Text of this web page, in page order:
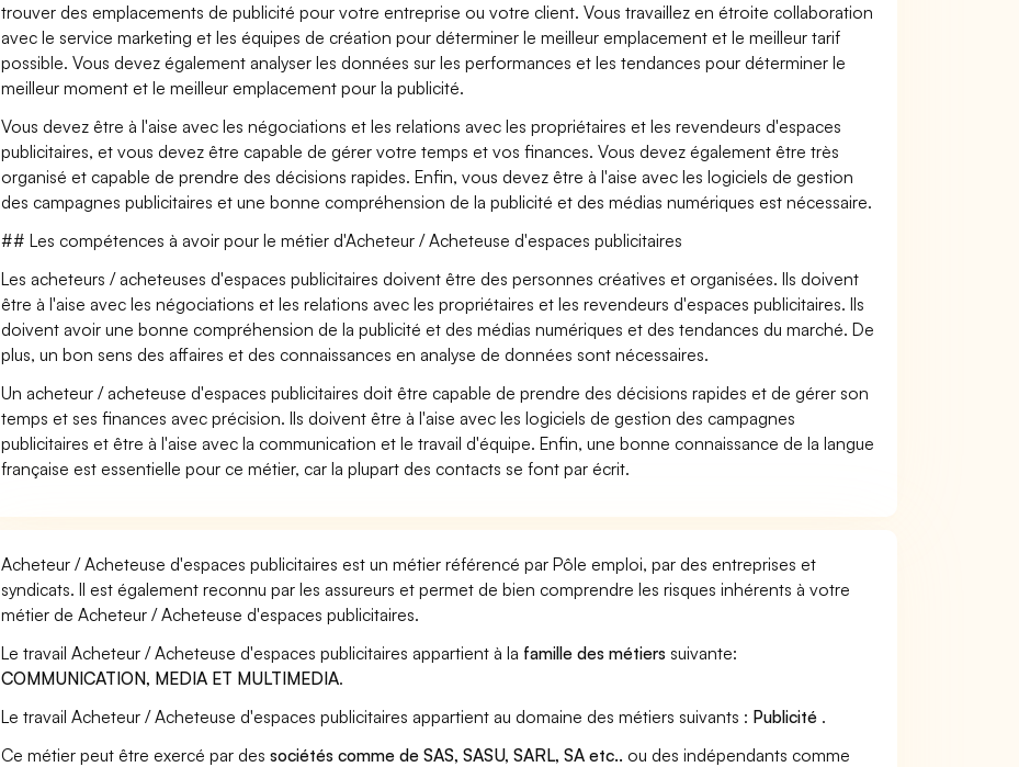
trouver des emplacements de publicité pour votre entreprise ou votre client. Vous travaillez en étroite collaboration
avec le service marketing et les équipes de création pour déterminer le meilleur emplacement et le meilleur tarif
possible. Vous devez également analyser les données sur les performances et les tendances pour déterminer le
meilleur moment et le meilleur emplacement pour la publicité.
Vous devez être à l'aise avec les négociations et les relations avec les propriétaires et les revendeurs d'espaces
publicitaires, et vous devez être capable de gérer votre temps et vos finances. Vous devez également être très
organisé et capable de prendre des décisions rapides. Enfin, vous devez être à l'aise avec les logiciels de gestion
des campagnes publicitaires et une bonne compréhension de la publicité et des médias numériques est nécessaire.
## Les compétences à avoir pour le métier d'Acheteur / Acheteuse d'espaces publicitaires
Les acheteurs / acheteuses d'espaces publicitaires doivent être des personnes créatives et organisées. Ils doivent
être à l'aise avec les négociations et les relations avec les propriétaires et les revendeurs d'espaces publicitaires. Ils
doivent avoir une bonne compréhension de la publicité et des médias numériques et des tendances du marché. De
plus, un bon sens des affaires et des connaissances en analyse de données sont nécessaires.
Un acheteur / acheteuse d'espaces publicitaires doit être capable de prendre des décisions rapides et de gérer son
temps et ses finances avec précision. Ils doivent être à l'aise avec les logiciels de gestion des campagnes
publicitaires et être à l'aise avec la communication et le travail d'équipe. Enfin, une bonne connaissance de la langue
française est essentielle pour ce métier, car la plupart des contacts se font par écrit.
Acheteur / Acheteuse d'espaces publicitaires est un métier référencé par Pôle emploi, par des entreprises et
syndicats. Il est également reconnu par les assureurs et permet de bien comprendre les risques inhérents à votre
métier de Acheteur / Acheteuse d'espaces publicitaires.
Le travail Acheteur / Acheteuse d'espaces publicitaires appartient à la famille des métiers suivante:
COMMUNICATION, MEDIA ET MULTIMEDIA.
Le travail Acheteur / Acheteuse d'espaces publicitaires appartient au domaine des métiers suivants : Publicité .
Ce métier peut être exercé par dessociétés comme de SAS, SASU, SARL, SA etc.. ou des indépendants comme